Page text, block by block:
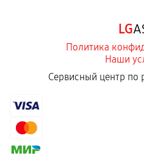
LG
Политика
Наши
Сервисный центр по